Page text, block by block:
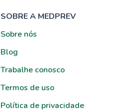
SOBRE A MEDPREV
Sobre nós
Blog
Trabalhe conosco
Termos de uso
Política de privacidade